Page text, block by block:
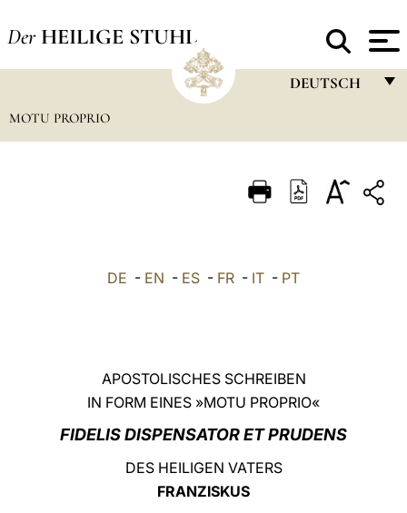
Der HEILIGE STUHL
DEUTSCH
ITALIANO
中文
LATINE
MOTU PROPRIO
DE - EN - ES - FR - IT - PT
APOSTOLISCHES SCHREIBEN
IN FORM EINES »MOTU PROPRIO«
FIDELIS DISPENSATOR ET PRUDENS
DES HEILIGEN VATERS
FRANZISKUS